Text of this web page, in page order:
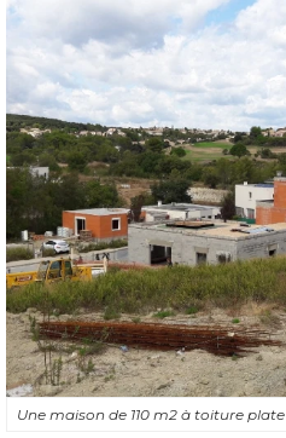
Une maison de 110 m2 à toiture plate